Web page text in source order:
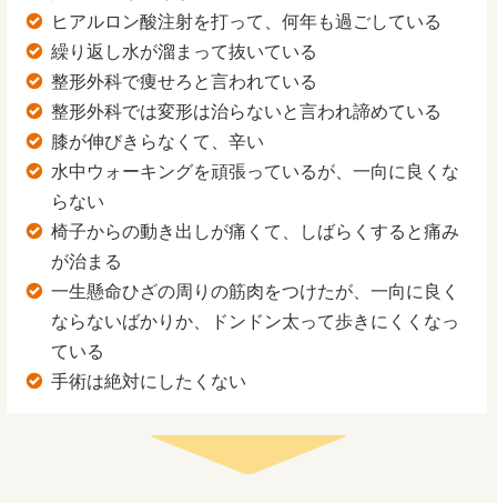
ヒアルロン酸注射を打って、何年も過ごしている
繰り返し水が溜まって抜いている
整形外科で痩せろと言われている
整形外科では変形は治らないと言われ諦めている
膝が伸びきらなくて、辛い
水中ウォーキングを頑張っているが、一向に良くな
らない
椅子からの動き出しが痛くて、しばらくすると痛み
が治まる
一生懸命ひざの周りの筋肉をつけたが、一向に良く
ならないばかりか、ドンドン太って歩きにくくなっ
ている
手術は絶対にしたくない